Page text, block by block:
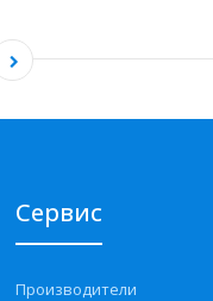
Сервис
Производители